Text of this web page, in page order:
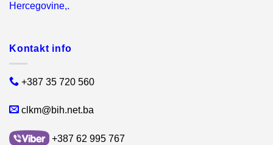
Hercegovine,.
Kontakt info
+387 35 720 560
clkm@bih.net.ba
+387 62 995 767